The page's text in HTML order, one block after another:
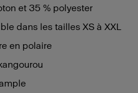
et 35 % polyester
dans les tailles XS à XXL
en polaire